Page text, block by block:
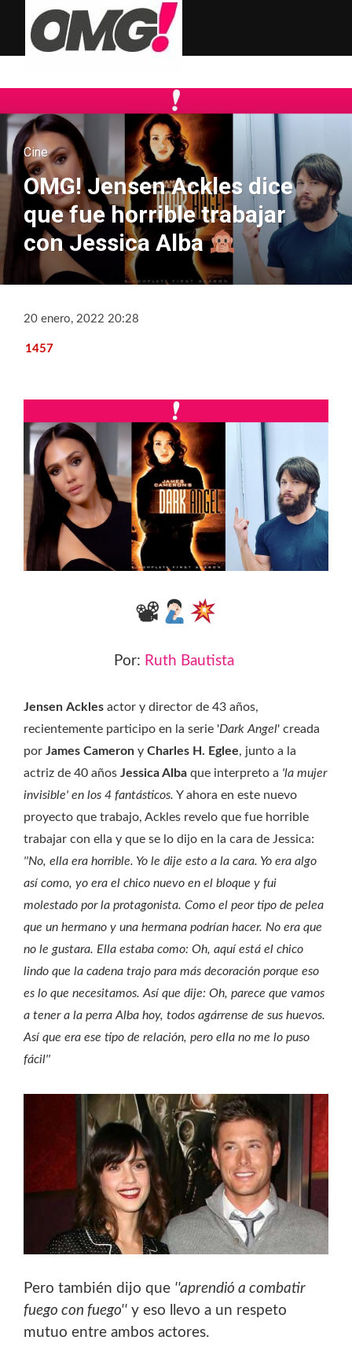
Cine
OMG! Jensen Ackles dice
que fue horrible trabajar
con Jessica Alba
20 enero, 2022 20:28
1457
📽
Por: Ruth Bautista
Jensen Ackles actor y director de 43 años,
recientemente participo en la serie 'Dark Angel' creada
por James Cameron y Charles H. Eglee, junto a la
actriz de 40 años Jessica Alba que interpreto a 'la mujer
invisible' en los 4 fantásticos. Y ahora en este nuevo
proyecto que trabajo, Ackles revelo que fue horrible
trabajar con ella y que se lo dijo en la cara de Jessica:
''No, ella era horrible. Yo le dije esto a la cara. Yo era algo
así como, yo era el chico nuevo en el bloque y fui
molestado por la protagonista. Como el peor tipo de pelea
que un hermano y una hermana podrían hacer. No era que
no le gustara. Ella estaba como: Oh, aquí está el chico
lindo que la cadena trajo para más decoración porque eso
es lo que necesitamos. Así que dije: Oh, parece que vamos
a tener a la perra Alba hoy, todos agárrense de sus huevos.
Así que era ese tipo de relación, pero ella no me lo puso
fácil''
Pero también dijo que ''aprendió a combatir
fuego con fuego'' y eso llevo a un respeto
mutuo entre ambos actores.